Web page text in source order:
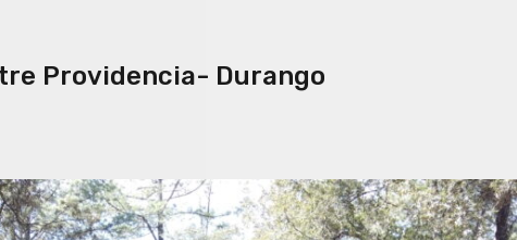
Providencia- Durango